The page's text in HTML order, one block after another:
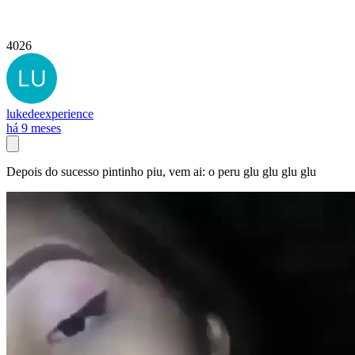
4026
lukedeexperience
há 9 meses
Depois do sucesso pintinho piu, vem ai: o peru glu glu glu glu